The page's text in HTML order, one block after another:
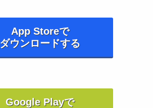
App Storeで
ダウンロードする
Google Playで